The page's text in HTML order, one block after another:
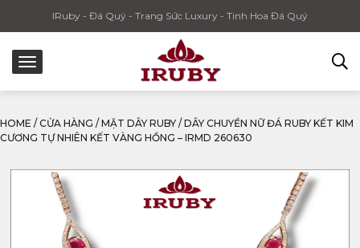
IRuby - Đá Quý - Trang Sức Luxury - Tinh Hoa Đá Quý
HOME / CỬA HÀNG / MẶT DÂY RUBY / DÂY CHUYỀN NỮ ĐÁ RUBY KẾT KIM
CƯƠNG TỰ NHIÊN KẾT VÀNG HỒNG – IRMD 260630